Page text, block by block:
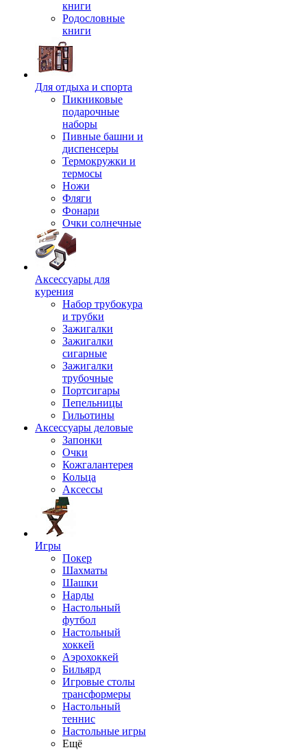
книги
Родословные
книги
Для отдыха и спорта
Пикниковые
подарочные
наборы
Пивные башни и
диспенсеры
Термокружки и
термосы
Ножи
Фляги
Фонари
Очки солнечные
Аксессуары для
курения
Набор трубокура
и трубки
Зажигалки
Зажигалки
сигарные
Зажигалки
трубочные
Портсигары
Пепельницы
Гильотины
Аксессуары деловые
Запонки
Очки
Кожгалантерея
Кольца
Аксессы
Игры
Покер
Шахматы
Шашки
Нарды
Настольный
футбол
Настольный
хоккей
Аэрохоккей
Бильярд
Игровые столы
трансформеры
Настольный
теннис
Настольные игры
Ещё